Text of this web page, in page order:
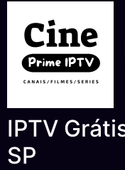
IPTV
SP